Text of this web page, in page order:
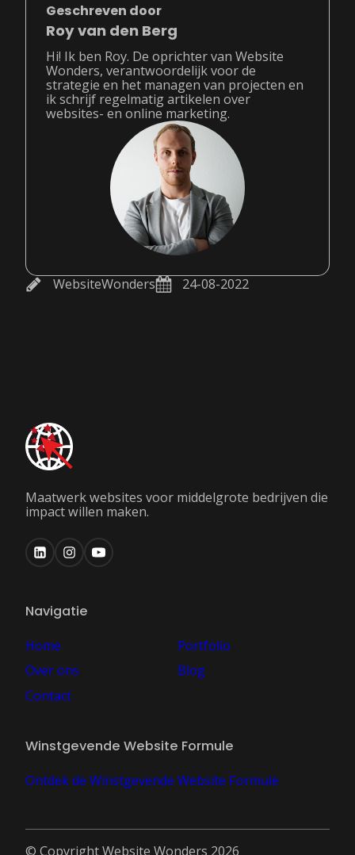
WebsiteWonders 24-08-2022
Geschreven door
Roy van den Berg
Hi! Ik ben Roy. De oprichter van Website
Wonders, verantwoordelijk voor de
strategie en het managen van projecten en
ik schrijf regelmatig artikelen over
websites- en online marketing.
Maatwerk websites voor middelgrote bedrijven die
impact willen maken.
Navigatie
Home
Portfolio
Over ons
Blog
Contact
Winstgevende Website Formule
Ontdek de Winstgevende Website Formule
© Copyright Website Wonders 2026